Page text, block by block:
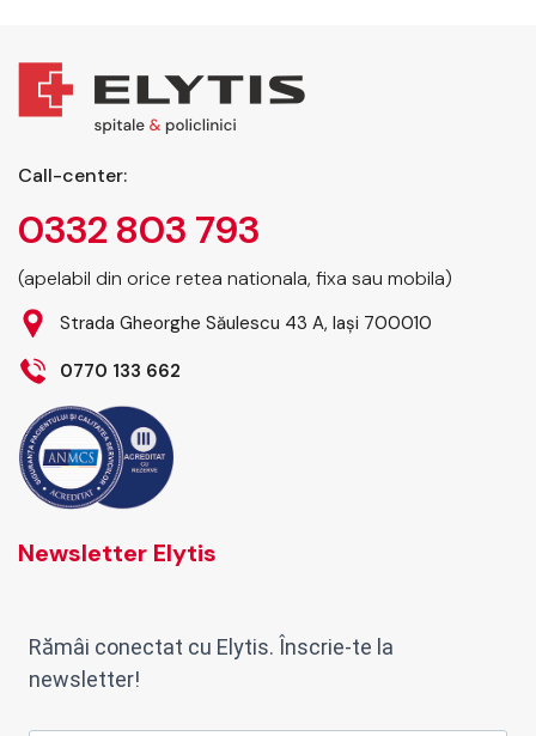
Call-center:
0332 803 793
(apelabil din orice retea nationala, fixa sau mobila)
Strada Gheorghe Săulescu 43 A, Iași 700010
0770 133 662
Newsletter Elytis
Rămâi conectat cu Elytis. Înscrie-te la
newsletter!